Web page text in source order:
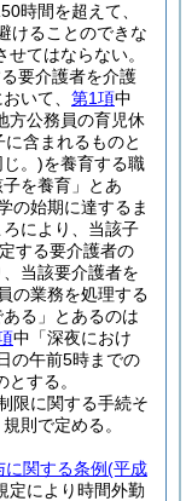
時間を超えて、
けることのできな
せてはならない。
要介護者を介護
いて、 第1項中
方公務員の育児休
含まれるものと
。)を養育する職
を養育」とあ
の始期に達するま
により、当該子
する要介護者の
当該要介護者を
の業務を処理する
る」とあるのは
中「深夜におけ
の午前5時までの
する。
限に関する手続そ
則で定める。
関する条例(平成
定により時間外勤